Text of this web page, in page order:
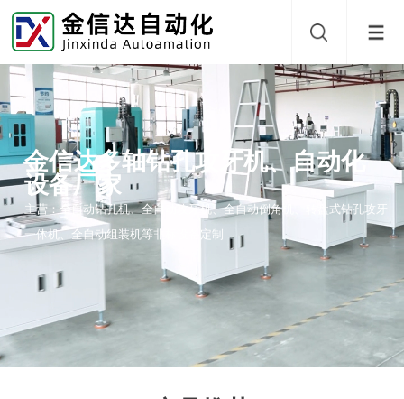
金信达多轴钻孔攻牙机、自动化
设备厂家
主营：全自动钻孔机、全自动攻牙机、全自动倒角机、转盘式钻孔攻牙
一体机、全自动组装机等非标设备定制